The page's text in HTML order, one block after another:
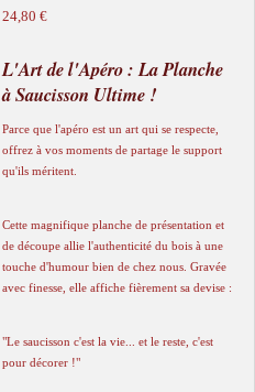
24,80 €
L'Art de l'Apéro : La Planche
à Saucisson Ultime !
Parce que l'apéro est un art qui se respecte,
offrez à vos moments de partage le support
qu'ils méritent.
Cette magnifique planche de présentation et
de découpe allie l'authenticité du bois à une
touche d'humour bien de chez nous. Gravée
avec finesse, elle affiche fièrement sa devise :
"Le saucisson c'est la vie... et le reste, c'est
pour décorer !"